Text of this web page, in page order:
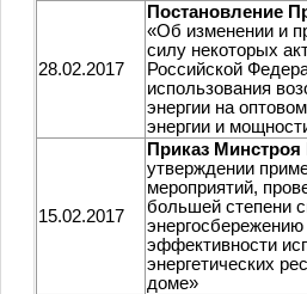
28.02.2017
Постановление
«Об изменении и
силу некоторых
Российской
использования
энергии на
энергии и
15.02.2017
Приказ
утверждении
мероприятий,
большей степени
эффективности
энергетических
доме»